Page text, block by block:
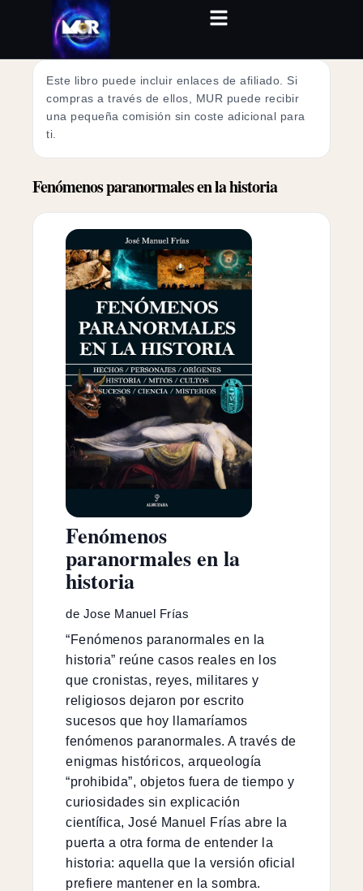
Este libro puede incluir enlaces de afiliado. Si
compras a través de ellos, MUR puede recibir
una pequeña comisión sin coste adicional para
ti.
Fenómenos paranormales en la historia
Fenómenos
paranormales en la
historia
de Jose Manuel Frías
“Fenómenos paranormales en la
historia” reúne casos reales en los
que cronistas, reyes, militares y
religiosos dejaron por escrito
sucesos que hoy llamaríamos
fenómenos paranormales. A través de
enigmas históricos, arqueología
“prohibida”, objetos fuera de tiempo y
curiosidades sin explicación
científica, José Manuel Frías abre la
puerta a otra forma de entender la
historia: aquella que la versión oficial
prefiere mantener en la sombra.